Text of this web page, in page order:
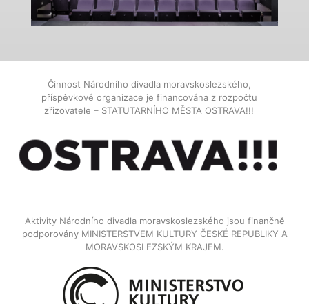
Činnost Národního divadla moravskoslezského,
příspěvkové organizace je financována z rozpočtu
zřizovatele – STATUTARNÍHO MĚSTA OSTRAVA!!!
Aktivity Národního divadla moravskoslezského jsou finančně
podporovány MINISTERSTVEM KULTURY ČESKÉ REPUBLIKY A
MORAVSKOSLEZSKÝM KRAJEM.